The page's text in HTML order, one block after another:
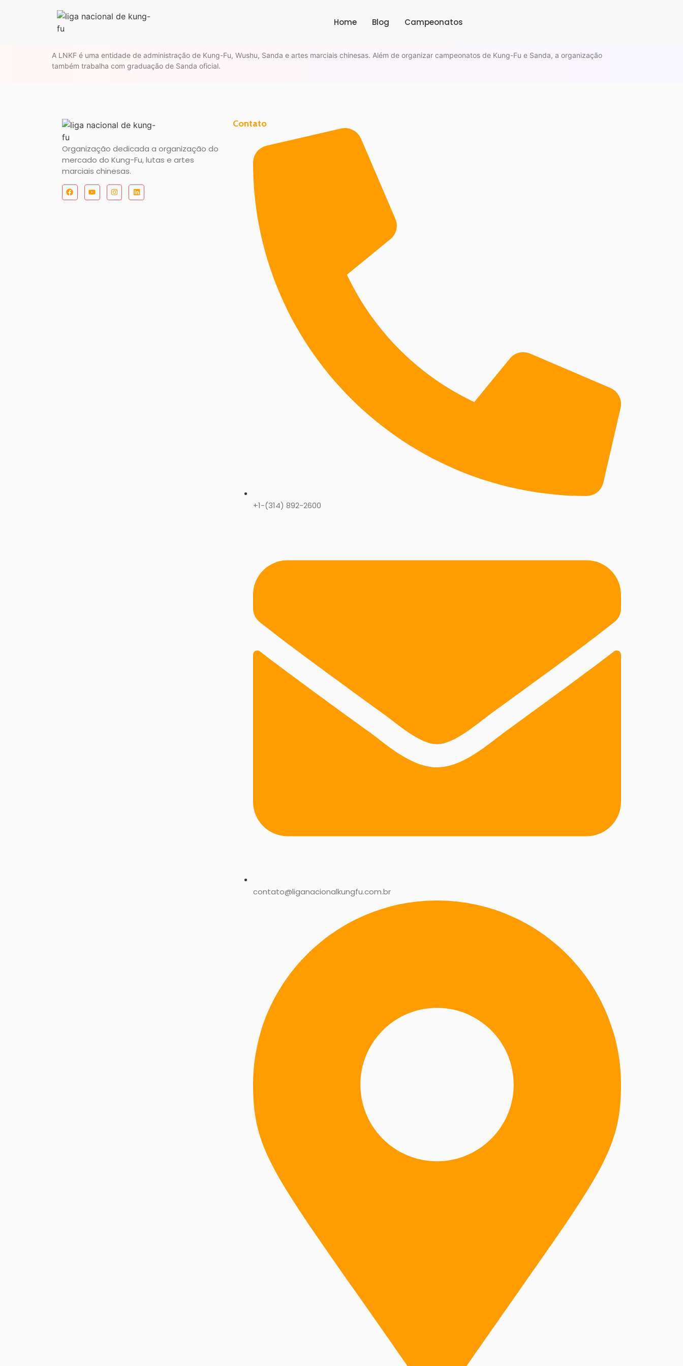
Home Blog Campeonatos
A LNKF é uma entidade de administração de Kung-Fu, Wushu, Sanda e artes marciais chinesas. Além de organizar campeonatos de Kung-Fu e Sanda, a organização
também trabalha com graduação de Sanda oficial.
Organização dedicada a organização do
mercado do Kung-Fu, lutas e artes
marciais chinesas.
Contato
+1-(314) 892-2600
contato@liganacionalkungfu.com.br